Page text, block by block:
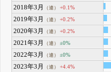
2018年3月
（連） +0.1%
2019年3月
（連） +0.2%
2020年3月
（連） +0.2%
2021年3月
（連） ±0%
2022年3月
（連） ±0%
2023年3月
（連） +4.4%